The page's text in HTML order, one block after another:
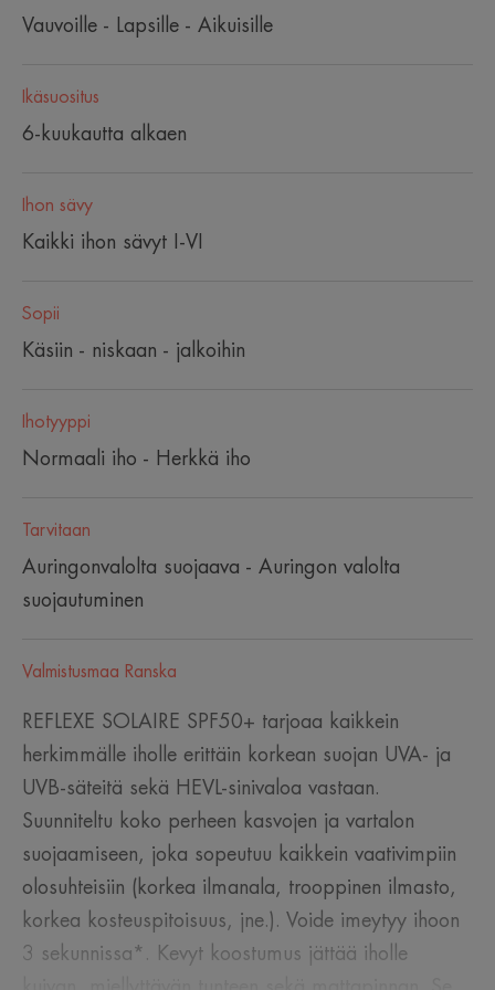
Vauvoille - Lapsille - Aikuisille
Ikäsuositus
6-kuukautta alkaen
Ihon sävy
Kaikki ihon sävyt I-VI
Sopii
Käsiin - niskaan - jalkoihin
Ihotyyppi
Normaali iho - Herkkä iho
Tarvitaan
Auringonvalolta suojaava - Auringon valolta
suojautuminen
Valmistusmaa Ranska
REFLEXE SOLAIRE SPF50+ tarjoaa kaikkein
herkimmälle iholle erittäin korkean suojan UVA- ja
UVB-säteitä sekä HEVL-sinivaloa vastaan.
Suunniteltu koko perheen kasvojen ja vartalon
suojaamiseen, joka sopeutuu kaikkein vaativimpiin
olosuhteisiin (korkea ilmanala, trooppinen ilmasto,
korkea kosteuspitoisuus, jne.). Voide imeytyy ihoon
3 sekunnissa*. Kevyt koostumus jättää iholle